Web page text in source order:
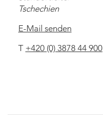
Tschechien
E-Mail senden
T +420 (0) 3878 44 900